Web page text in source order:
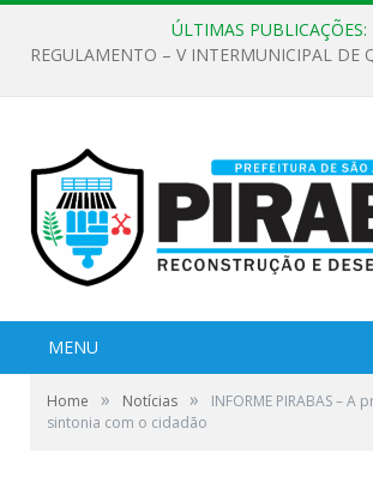
ÚLTIMAS PUBLICAÇÕES:
EDITAL DE CHAMAMENTO PÚBLICO
MENU
Home » Notícias »
INFORME PIRABAS – A
sintonia com o cidadão